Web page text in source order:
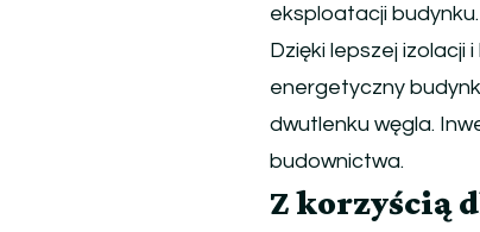
eksploatacji budynku.
Dzięki lepszej izolacji
energetyczny
dwutlenku węgla.
budownictwa.
Z korzyścią